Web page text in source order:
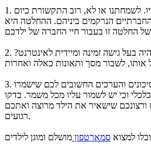
1. הצורך בקניית סמארטפון הוא בעל משמעויות שונות, אם ברמה הבסיסית בכדי לשמור על קשר עם ילדיכם, ואם ברמה החברתית על מנת להתאים אותו לנורמה המקובלת בקבוצת חבריו. לשמחתנו או לא, רוב התקשורת כיום
הנרקמים ביניהם. ההחלטה היא
2. קיימים שיקולים נוספים, כלכליים וערכיים שמעלים את השאלה מדוע הילד צריך להסתובב עם סמארטפון? לאילו תכנים הוא יחשף? האם ברמה הערכית אתם רוצים שהילד שלכם יהיה בעל גישה זמינה ומיידית לאינטרנט?
3. דברו עם ילדיכם והבינו מניין מגיע הצורך של הילד או שלכם בסמארטפון. דברו עם הורים נוספים מקבוצת החברים של ילדיכם והסבירו לו את משמעות השימוש בסמראטפון, את הסיכונים והערכים החשובים לכם שישמרו
וכי יש לשמור עליו מכל משמר. בדקו
ורצונכם שישאיר את הילד מרוצה ואתכם
רגועים.
למצוא סמארטפון